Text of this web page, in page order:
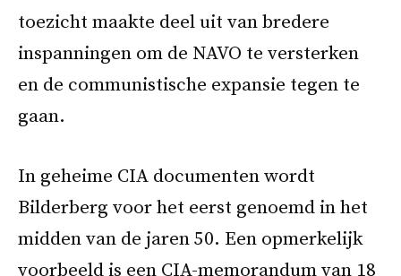
toezicht maakte deel uit van bredere
inspanningen om de NAVO te versterken
en de communistische expansie tegen te
gaan.
In geheime CIA documenten wordt
Bilderberg voor het eerst genoemd in het
midden van de jaren 50. Een opmerkelijk
voorbeeld is een CIA-memorandum van 18